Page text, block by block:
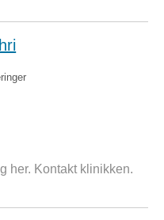
her. Kontakt klinikken.